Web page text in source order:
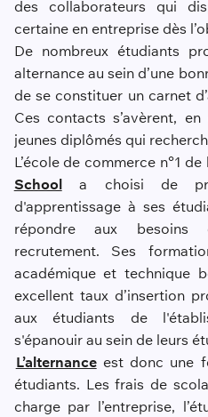
des collaborateurs qui
certaine en entreprise dès
De nombreux étudiants
alternance au sein d’une
de se constituer un carnet
Ces contacts s’avèrent,
jeunes diplômés qui
L’école de commerce n°1
Schoola choisi de
d'apprentissage à ses
répondre aux besoins
recrutement. Ses
académique et technique
excellent taux d’insertion
aux étudiants de
s'épanouir au sein de leurs
L’alternanceest donc une
étudiants. Les frais de
charge par l’entreprise,